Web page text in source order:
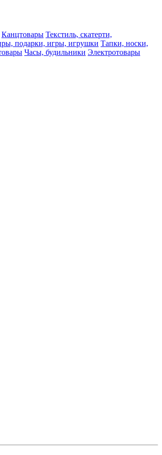
Канцтовары Текстиль, скатерти,
подарки, игры, игрушки Тапки, носки,
Часы, будильники Электротовары